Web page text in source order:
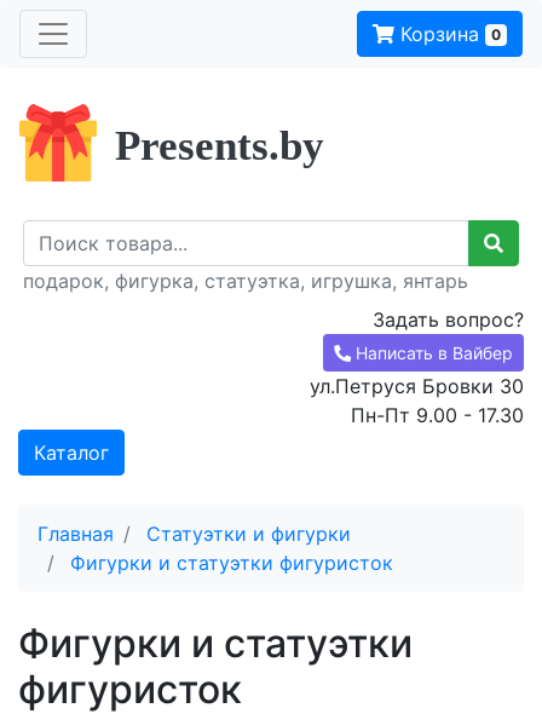
Корзина 0
Presents.by
подарок, фигурка, статуэтка, игрушка, янтарь
Задать вопрос?
Написать в Вайбер
ул.Петруся Бровки 30
Пн-Пт 9.00 - 17.30
Каталог
Главная
Статуэтки и фигурки
Фигурки и статуэтки фигуристок
Фигурки и статуэтки
фигуристок